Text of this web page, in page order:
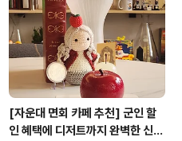
[자운대 면회 카페 추천] 군인 할
인 혜택에 디저트까지 완벽한 신성